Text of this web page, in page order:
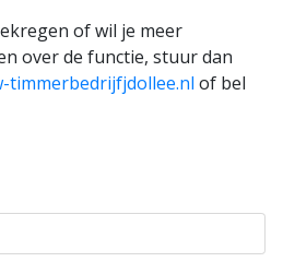
of wil je meer
over de functie, stuur dan
timmerbedrijfjdollee.nl of bel